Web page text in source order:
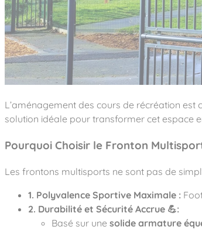
Notre entreprise
Notre équipe
Nous rejoindre
Nos univers
Parcours de santé
Stadium Arena
Street workout
Surfpark
Équipements sportifs
Mobilier urbain
Accessoires ludiques
Nos clients
Collectivités
Établissements scolaires
Architectes, Paysagistes-
Camping et résidences de
Notre expertise
Des aires intergénérationnelles
Des aires de jeux pour tous les
L’éco-conception de nos jeux
Nos matériaux
Nos fonctions ludiques &
Réalisations
Contact
Les questions fréquentes
Catalogues
L’aménagement des cours de récréation
solution idéale pour transformer cet espace
Pourquoi Choisir le Fronton
Les frontons multisports ne sont pas de
1. Polyvalence Sportive Maximale :
2. Durabilité et Sécurité Accrue 💪:
Basé sur une solide armature